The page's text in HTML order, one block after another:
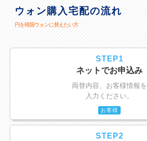
ウォン購入宅配の流れ
円を韓国ウォンに替えたい方
STEP1
ネットでお申込み
両替内容、お客様情報を
入力ください。
お客様
STEP2